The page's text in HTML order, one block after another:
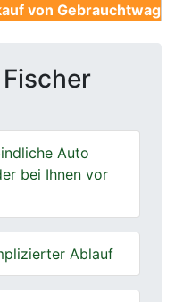
von
Auto
bei Ihnen vor
Ablauf